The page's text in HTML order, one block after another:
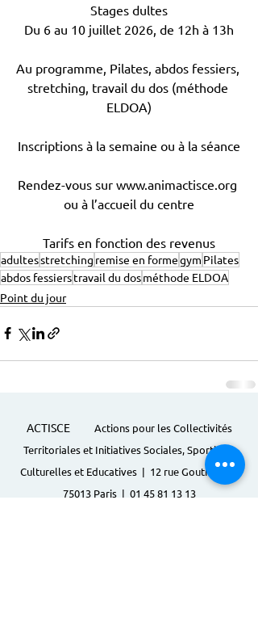
Stages dultes
Du 6 au 10 juillet 2026, de 12h à 13h
Au programme, Pilates, abdos fessiers,
stretching, travail du dos (méthode
ELDOA)
Inscriptions à la semaine ou à la séance
Rendez-vous sur www.animactisce.org
ou à l’accueil du centre
Tarifs en fonction des revenus
adultesstretching remise en formegym Pilates
abdos fessierstravail du dosméthode ELDOA
Point du jour
ACTISCE
Actions pour les Collectivités
Territoriales et Initiatives Sociales, Sportives,
Culturelles et Educatives | 12 rue Gouthière |
75013 Paris | 01 45 81 13 13